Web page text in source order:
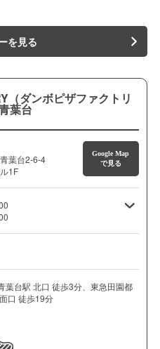
を見る
（ダンボピザファクトリ
葉台
葉台2-6-4
1F
Google Map
で見る
葉台駅 北口 徒歩3分、東急田園都
口 徒歩19分